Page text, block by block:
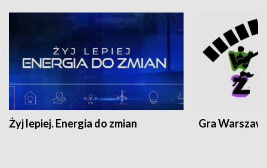
Żyj lepiej. Energia do zmian Gra